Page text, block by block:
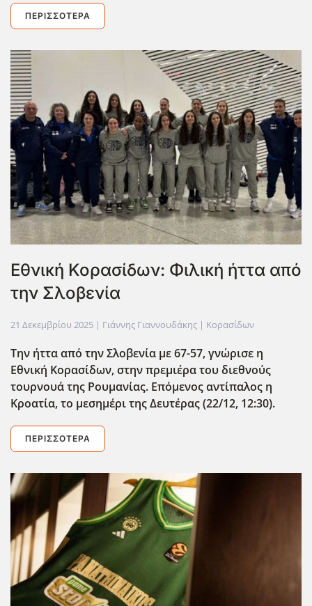
ΠΕΡΙΣΣΌΤΕΡΑ
Εθνική Κορασίδων: Φιλική ήττα από
την Σλοβενία
21 Δεκεμβρίου 2025 | Γιάννης Γιαννουδάκης | Κορασίδων
Την ήττα από την Σλοβενία με 67-57, γνώρισε η
Εθνική Κορασίδων, στην πρεμιέρα του διεθνούς
τουρνουά της Ρουμανίας. Επόμενος αντίπαλος η
Κροατία, το μεσημέρι της Δευτέρας (22/12, 12:30).
ΠΕΡΙΣΣΌΤΕΡΑ